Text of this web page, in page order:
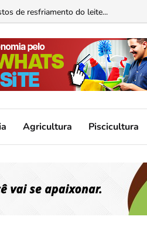
Agricultura Piscicultura